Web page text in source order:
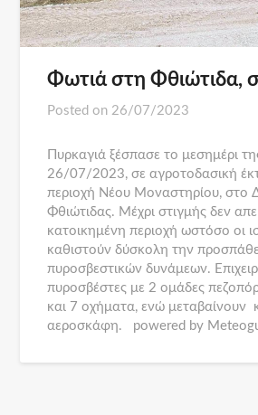
Φωτιά στη Φθιώτιδα,
Posted on 26/07/2023
Πυρκαγιά ξέσπασε το μεσημέρι
26/07/2023, σε αγροτοδασική
περιοχή Νέου Μοναστηρίου, στο
Φθιώτιδας. Μέχρι στιγμής δεν
κατοικημένη περιοχή ωστόσο οι
καθιστούν δύσκολη την
πυροσβεστικών δυνάμεων.
πυροσβέστες με 2 ομάδες
και 7 οχήματα, ενώ μεταβαίνουν
αεροσκάφη. powered by